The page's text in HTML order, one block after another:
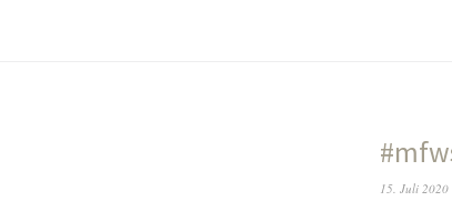
15. Juli 2020